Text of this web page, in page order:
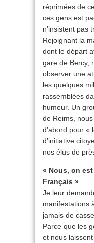
réprimées de
ces gens est
n’insistent pas
Rejoignant la
dont le départ
gare de Bercy,
observer une
les quelques
rassemblées
humeur. Un
de Reims,
d’abord pour «
d’initiative
nos élus de
« Nous, on
Français »
Je leur
manifestations
jamais de
Parce que les
et nous